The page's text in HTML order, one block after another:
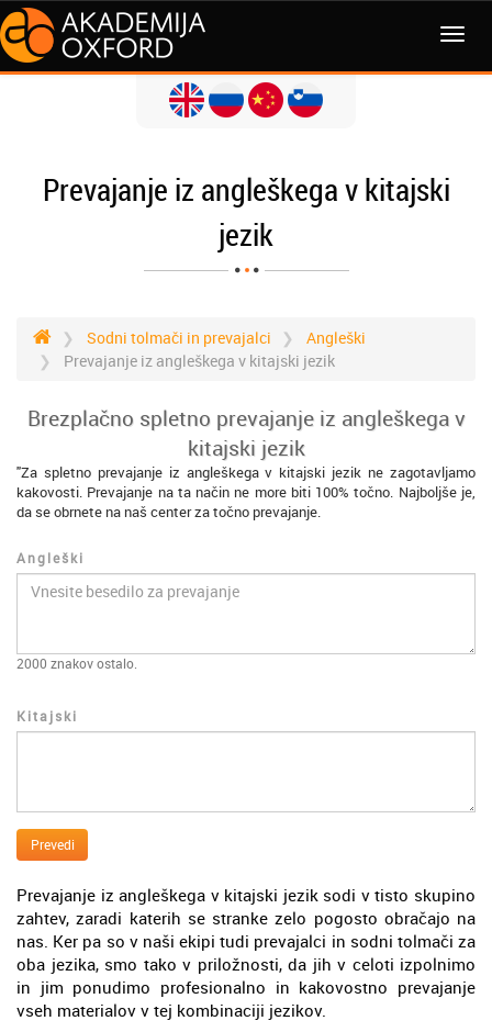
MENI
Prevajanje iz angleškega v kitajski
jezik
Sodni tolmači in prevajalci
Angleški
Prevajanje iz angleškega v kitajski jezik
Brezplačno spletno prevajanje iz angleškega v
kitajski jezik
"Za spletno prevajanje iz angleškega v kitajski jezik ne zagotavljamo
kakovosti. Prevajanje na ta način ne more biti 100% točno. Najboljše je,
da se obrnete na naš center za točno prevajanje.
Angleški
2000 znakov ostalo.
Kitajski
Prevedi
Prevajanje iz angleškega v kitajski jezik sodi v tisto skupino
zahtev, zaradi katerih se stranke zelo pogosto obračajo na
nas. Ker pa so v naši ekipi tudi prevajalci in sodni tolmači za
oba jezika, smo tako v priložnosti, da jih v celoti izpolnimo
in jim ponudimo profesionalno in kakovostno prevajanje
vseh materialov v tej kombinaciji jezikov.